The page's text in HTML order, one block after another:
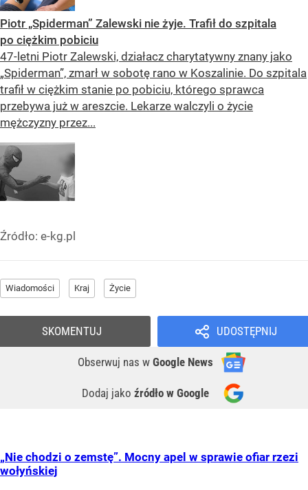
Piotr „Spiderman” Zalewski nie żyje. Trafił do szpitala
po ciężkim pobiciu
47-letni Piotr Zalewski, działacz charytatywny znany jako
„Spiderman”, zmarł w sobotę rano w Koszalinie. Do szpitala
trafił w ciężkim stanie po pobiciu, którego sprawca
przebywa już w areszcie. Lekarze walczyli o życie
mężczyzny przez...
Źródło: e-kg.pl
Wiadomości Kraj Życie
UDOSTĘPNIJ
Obserwuj nas w Google News
Dodaj jako źródło w Google
SKOMENTUJ
„Nie chodzi o zemstę”. Mocny apel w sprawie ofiar rzezi
wołyńskiej